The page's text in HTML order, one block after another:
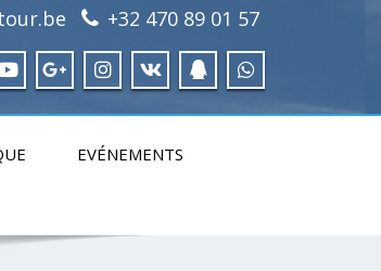
+32 470 89 01 57
EVÉNEMENTS